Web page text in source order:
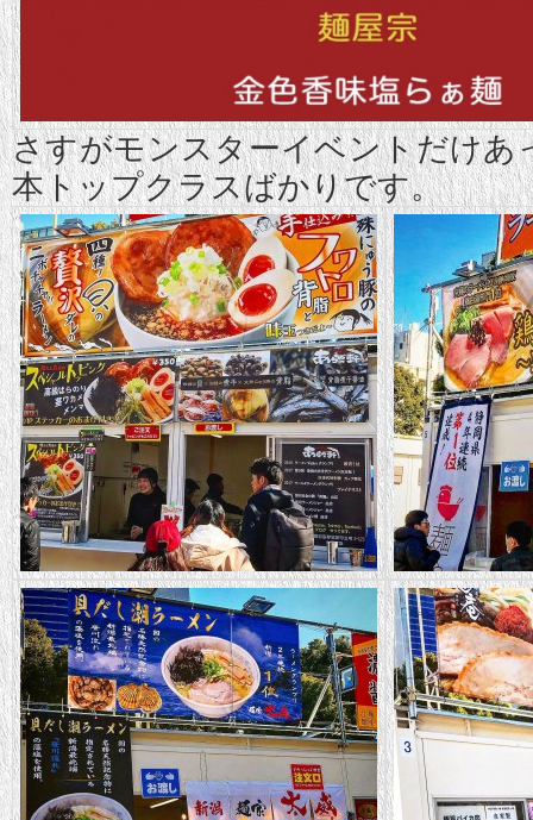
さすがモンスターイベントだけあ
本トップクラスばかりです。